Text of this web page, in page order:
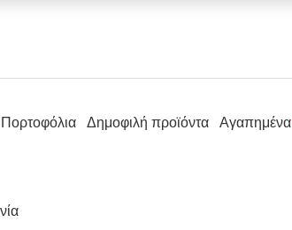
Δημοφιλή προϊόντα Αγαπημένα